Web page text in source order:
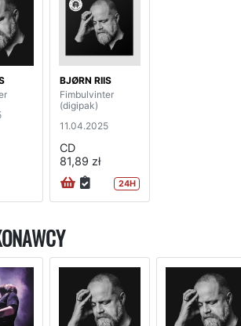
BJØRN RIIS
Fimbulvinter
(digipak)
11.04.2025
CD
81,89 zł
24H